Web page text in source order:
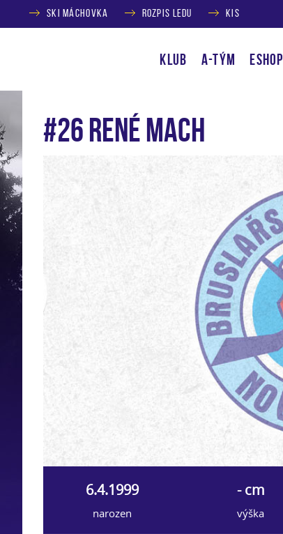
SKI MÁCHOVKA ROZPIS LEDU KIS
KLUB A-TÝM ESHOP
#26 René Mach
6.4.1999
narozen
- cm
výška